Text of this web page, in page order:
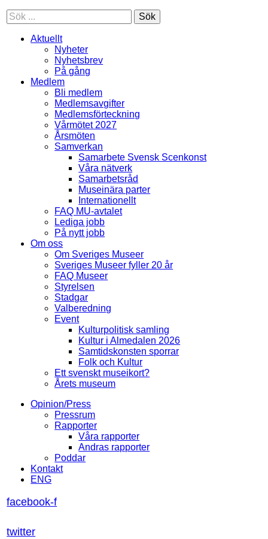
Sök
Aktuellt
Nyheter
Nyhetsbrev
På gång
Medlem
Bli medlem
Medlemsavgifter
Medlemsförteckning
Vårmötet 2027
Årsmöten
Samverkan
Samarbete Svensk Scenkonst
Våra nätverk
Samarbetsråd
Museinära parter
Internationellt
FAQ MU-avtalet
Lediga jobb
På nytt jobb
Om oss
Om Sveriges Museer
Sveriges Museer fyller 20 år
FAQ Museer
Styrelsen
Stadgar
Valberedning
Event
Kulturpolitisk samling
Kultur i Almedalen 2026
Samtidskonsten sporrar
Folk och Kultur
Ett svenskt museikort?
Årets museum
Opinion/Press
Pressrum
Rapporter
Våra rapporter
Andras rapporter
Poddar
Kontakt
ENG
facebook-f
twitter